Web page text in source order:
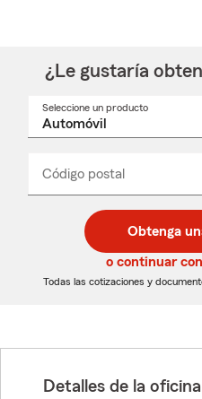
¿Le gustaría
Seleccione un producto
desplegable
Código postal
de
5
dígitos
de
5
dígitos
_____
Obtenga
o continuar
Todas las cotizaciones y
Detalles de la